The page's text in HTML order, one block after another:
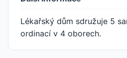
Lékařský dům sdružuje 5
ordinací v 4 oborech.